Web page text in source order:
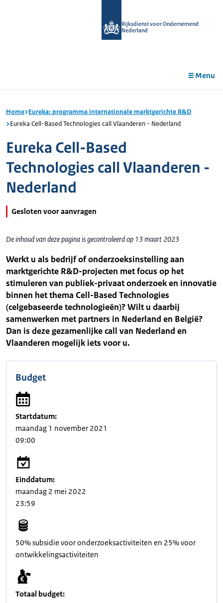
Rijksdienst voor Ondernemend
Nederland
Menu
Home Eureka: programma internationale marktgerichte R&D
Eureka Cell-Based Technologies call Vlaanderen - Nederland
Eureka Cell-Based
Technologies call Vlaanderen -
Nederland
Gesloten voor aanvragen
De inhoud van deze pagina is gecontroleerd op 13 maart 2023
Werkt u als bedrijf of onderzoeksinstelling aan
marktgerichte R&D-projecten met focus op het
stimuleren van publiek-privaat onderzoek en innovatie
binnen het thema Cell-Based Technologies
(celgebaseerde technologieën)? Wilt u daarbij
samenwerken met partners in Nederland en België?
Dan is deze gezamenlijke call van Nederland en
Vlaanderen mogelijk iets voor u.
Budget
Startdatum:
maandag 1 november 2021
09:00
Einddatum:
maandag 2 mei 2022
23:59
50% subsidie voor onderzoeksactiviteiten en 25% voor
ontwikkelingsactiviteiten
Totaal budget: